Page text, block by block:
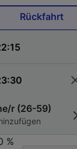
Rückfahrt
r (26-59)
%